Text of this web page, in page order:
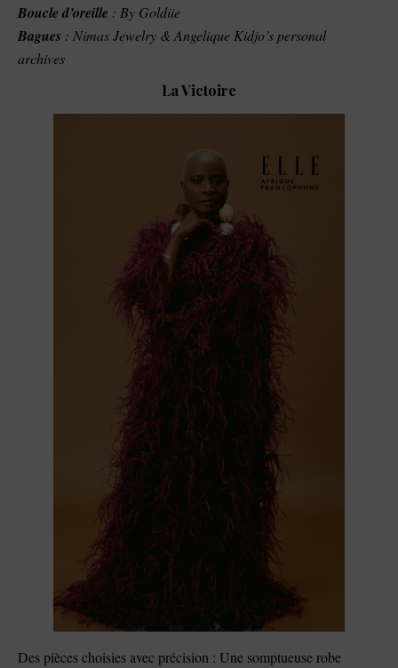
Boucle d’oreille : By Goldiie
Bagues : Nimas Jewelry & Angelique Kidjo’s personal
archives
La Victoire
Des pièces choisies avec précision : Une somptueuse robe